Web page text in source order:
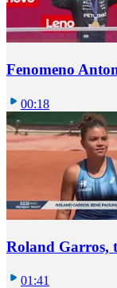
Fenomeno
00:18
Roland Garros,
01:41